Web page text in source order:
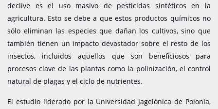
declive es el uso masivo de pesticidas sintéticos en la
agricultura. Esto se debe a que estos productos químicos no
sólo eliminan las especies que dañan los cultivos, sino que
también tienen un impacto devastador sobre el resto de los
insectos, incluidos aquellos que son beneficiosos para
procesos clave de las plantas como la polinización, el control
natural de plagas y el ciclo de nutrientes.
El estudio liderado por la Universidad Jagelónica de Polonia,